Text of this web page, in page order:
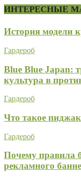
ИНТЕРЕСНЫЕ
История модели
Гардероб
Blue Blue Japan:
культура в
Гардероб
Что такое
Гардероб
Почему правила
рекламного